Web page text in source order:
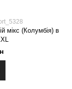
мікс (Колумбія) в